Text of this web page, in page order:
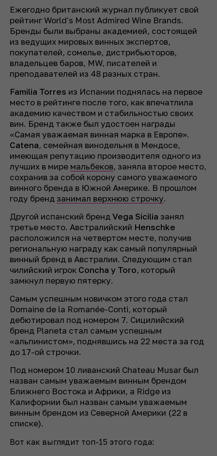
Ежегодно британский журнал публикует свой
рейтинг World's Most Admired Wine Brands.
Бренды были выбраны академией, состоящей
из ведущих мировых винных экспертов,
покупателей, сомелье, дистрибьюторов,
владельцев баров, MW, писателей и
преподавателей из 48 разных стран.
Familia Torres из Испании поднялась на первое
место в рейтинге после того, как впечатлила
академию качеством и стабильностью своих
вин. Бренд также был удостоен награды
«Самая уважаемая винная марка в Европе».
Catena, семейная винодельня в Мендосе,
имеющая репутацию производителя одного из
лучших в мире мальбеков, заняла второе место,
сохранив за собой корону самого уважаемого
винного бренда в Южной Америке. В прошлом
году бренд занимал верхнюю строчку.
Другой испанский бренд Vega Sicilia занял
третье место. Австралийский Henschke
расположился на четвертом месте, получив
региональную награду как самый популярный
винный бренд в Австралии. Следующим стал
чилийский игрок Concha y Toro, который
замкнул первую пятерку.
Самым успешным новичком этого года стал
Domaine de la Romanée-Conti, который
дебютировал под номером 7. Сицилийский
бренд Planeta стал самым успешным
«альпинистом», поднявшись на 22 места за год
до 17-ой строчки.
Под номером 10 ливанский Chateau Musar был
назван самым уважаемым винным брендом
Ближнего Востока и Африки, а Ridge из
Калифорнии был назван самым уважаемым
винным брендом из Северной Америки (22 в
списке).
Вот как выглядит топ-15 этого года: